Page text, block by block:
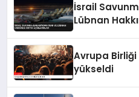
İsrail
Lübnan
Avrupa
yükseldi